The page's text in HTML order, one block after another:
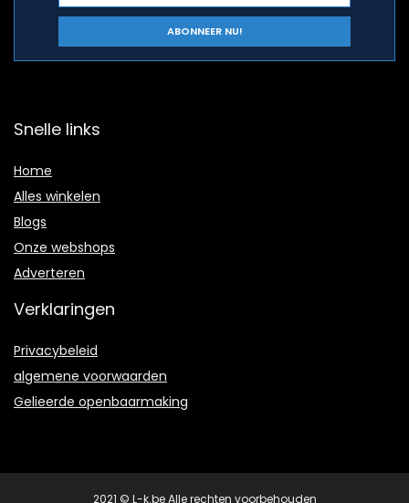
Snelle links
Home
Alles winkelen
Blogs
Onze webshops
Adverteren
Verklaringen
Privacybeleid
algemene voorwaarden
Gelieerde openbaarmaking
2021 © L-k.be Alle rechten voorbehouden